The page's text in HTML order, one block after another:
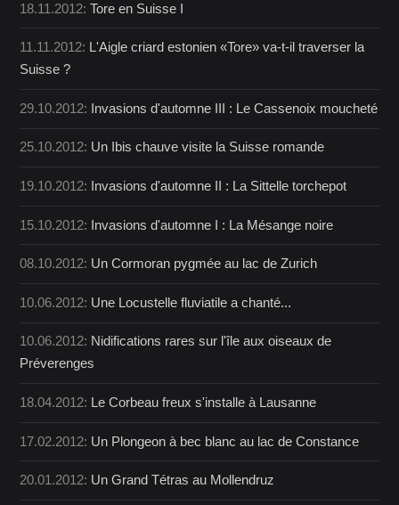
18.11.2012:Tore en Suisse I
11.11.2012: L'Aigle criard estonien «Tore» va-t-il traverser la
Suisse ?
29.10.2012: Invasions d'automne III : Le Cassenoix moucheté
25.10.2012: Un Ibis chauve visite la Suisse romande
19.10.2012: Invasions d'automne II : La Sittelle torchepot
15.10.2012: Invasions d'automne I : La Mésange noire
08.10.2012: Un Cormoran pygmée au lac de Zurich
10.06.2012: Une Locustelle fluviatile a chanté...
10.06.2012: Nidifications rares sur l'île aux oiseaux de
Préverenges
18.04.2012: Le Corbeau freux s'installe à Lausanne
17.02.2012: Un Plongeon à bec blanc au lac de Constance
20.01.2012: Un Grand Tétras au Mollendruz